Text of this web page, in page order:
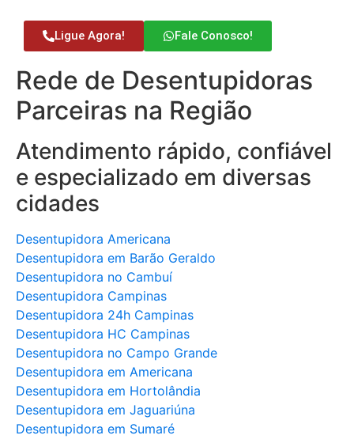
Ligue Agora! Fale Conosco!
Rede de Desentupidoras
Parceiras na Região
Atendimento rápido, confiável
e especializado em diversas
cidades
Desentupidora Americana
Desentupidora em Barão Geraldo
Desentupidora no Cambuí
Desentupidora Campinas
Desentupidora 24h Campinas
Desentupidora HC Campinas
Desentupidora no Campo Grande
Desentupidora em Americana
Desentupidora em Hortolândia
Desentupidora em Jaguariúna
Desentupidora em Sumaré